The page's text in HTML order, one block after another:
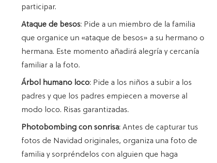
participar.
Ataque de besos: Pide a un miembro de la familia
que organice un «ataque de besos» a su hermano o
hermana. Este momento añadirá alegría y cercanía
familiar a la foto.
Árbol humano loco: Pide a los niños a subir a los
padres y que los padres empiecen a moverse al
modo loco. Risas garantizadas.
Photobombing con sonrisa: Antes de capturar tus
fotos de Navidad originales, organiza una foto de
familia y sorpréndelos con alguien que haga